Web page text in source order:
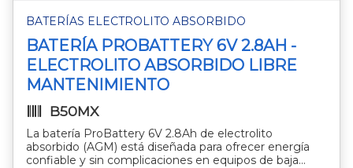
BATERÍAS ELECTROLITO ABSORBIDO
BATERÍA PROBATTERY 6V 2.8AH -
ELECTROLITO ABSORBIDO LIBRE
MANTENIMIENTO
B50MX
La batería ProBattery 6V 2.8Ah de electrolito
absorbido (AGM) está diseñada para ofrecer energía
confiable y sin complicaciones en equipos de baja